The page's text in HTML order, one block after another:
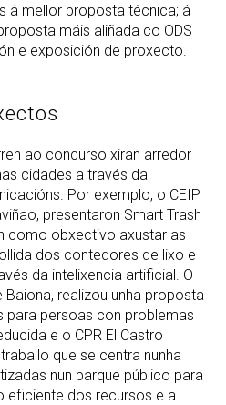
á mellor proposta técnica; á
máis aliñada co ODS
e exposición de proxecto.
ao concurso xiran arredor
cidades a través da
Por exemplo, o CEIP
presentaron Smart Trash
como obxectivo axustar as
dos contedores de lixo e
da intelixencia artificial. O
Baiona, realizou unha proposta
para persoas con problemas
e o CPR El Castro
que se centra nunha
nun parque público para
eficiente dos recursos e a